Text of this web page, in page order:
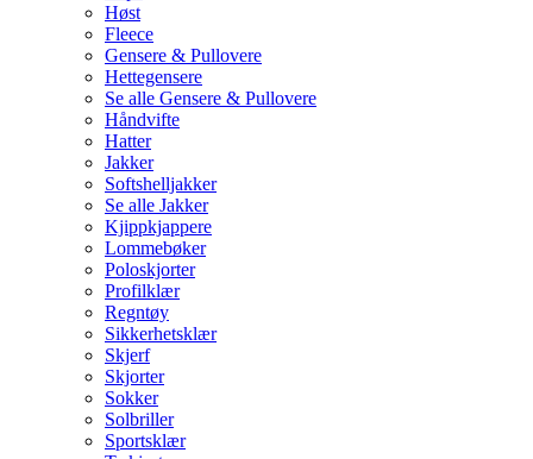
Høst
Fleece
Gensere & Pullovere
Hettegensere
Se alle Gensere & Pullovere
Håndvifte
Hatter
Jakker
Softshelljakker
Se alle Jakker
Kjippkjappere
Lommebøker
Poloskjorter
Profilklær
Regntøy
Sikkerhetsklær
Skjerf
Skjorter
Sokker
Solbriller
Sportsklær